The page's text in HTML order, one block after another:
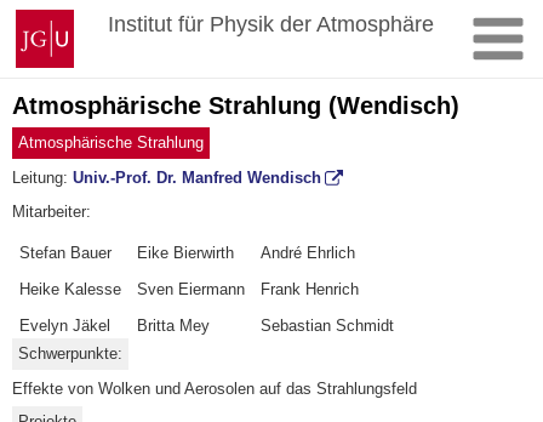
Zum
Inhalt
springen
Johannes
Gutenberg-
Universität
Mainz
Institut für Physik der Atmosphäre
Atmosphärische Strahlung (Wendisch)
Atmosphärische Strahlung
Leitung: Univ.-Prof. Dr. Manfred Wendisch
Mitarbeiter:
Stefan Bauer Eike Bierwirth
André Ehrlich
Heike Kalesse
Sven Eiermann
Frank Henrich
Evelyn Jäkel
Britta Mey
Sebastian Schmidt
Schwerpunkte:
Effekte von Wolken und Aerosolen auf das Strahlungsfeld